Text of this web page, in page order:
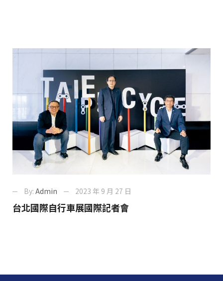
By: Admin 2023 年 9 月 27 日
台北國際自行車展國際記者會